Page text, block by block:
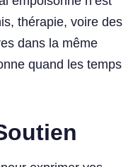
thérapie, voire des
dans la même
quand les temps